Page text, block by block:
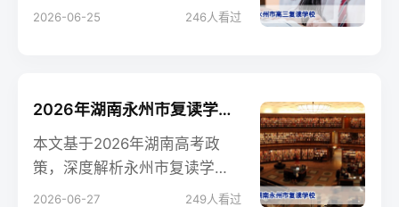
读学校，包括公办与民办选
2026-06-25 246人看过
2026年湖南永州市复读学校权威指南：提分策略与择校避坑攻略
本文基于2026年湖南高考政
策，深度解析永州市复读学校
的办学特点、提分方案及择校
2026-06-27 249人看过